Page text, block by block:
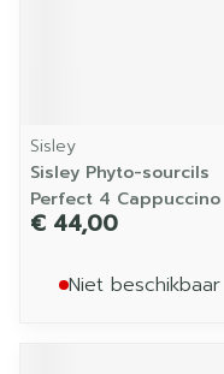
Sisley
Sisley Phyto-sourcils
Perfect 4 Cappuccino
€ 44,00
Niet beschikbaar